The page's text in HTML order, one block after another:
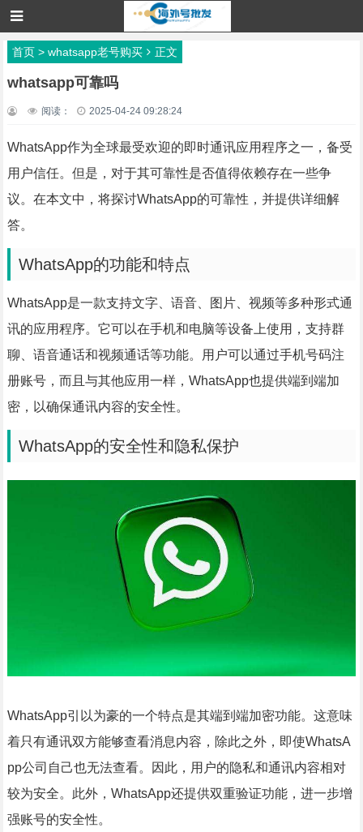
首页> whatsapp老号购买 正文
whatsapp可靠吗
阅读： 2025-04-24 09:28:24
WhatsApp作为全球最受欢迎的即时通讯应用程序之一，备受
用户信任。但是，对于其可靠性是否值得依赖存在一些争
议。在本文中，将探讨WhatsApp的可靠性，并提供详细解
答。
WhatsApp的功能和特点
WhatsApp是一款支持文字、语音、图片、视频等多种形式通
讯的应用程序。它可以在手机和电脑等设备上使用，支持群
聊、语音通话和视频通话等功能。用户可以通过手机号码注
册账号，而且与其他应用一样，WhatsApp也提供端到端加
密，以确保通讯内容的安全性。
WhatsApp的安全性和隐私保护
WhatsApp引以为豪的一个特点是其端到端加密功能。这意味
着只有通讯双方能够查看消息内容，除此之外，即使WhatsA
pp公司自己也无法查看。因此，用户的隐私和通讯内容相对
较为安全。此外，WhatsApp还提供双重验证功能，进一步增
强账号的安全性。